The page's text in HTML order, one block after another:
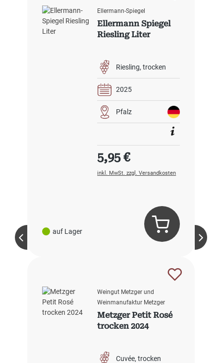
auf Lager
Ellermann-Spiegel
Ellermann Spiegel
Riesling Liter
Riesling trocken
2025
Pfalz
Regulärer Preis:
5,95 €
inkl. MwSt. zzgl. Versandkosten
Weingut Metzger und
Weinmanufaktur Metzger
Metzger Petit Rosé
trocken 2024
Cuvée trocken